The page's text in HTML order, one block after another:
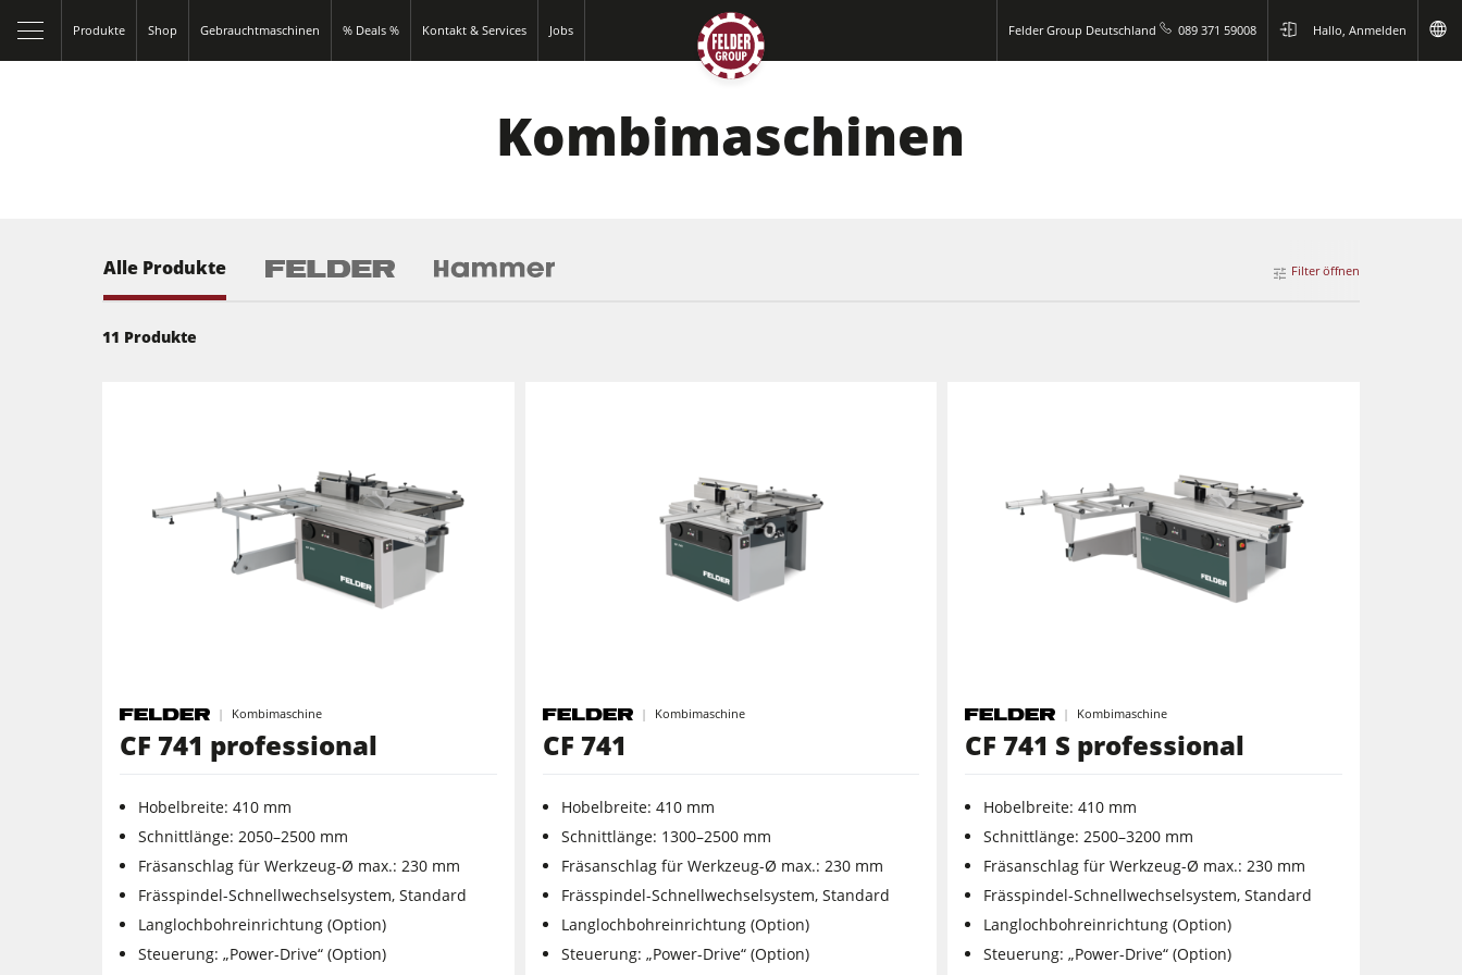
Produkte Shop Gebrauchtmaschinen % Deals % Kontakt & Services Jobs Felder Group Deutschland 089 371 59008 Hallo, Anmelden
Kreissägen und Formatkreissägen Hobelmaschinen
Kreissäge-Fräsmaschinen
Breitbandschleifmaschinen Langband- & Kantenschleifmaschinen
Bürst- und Bürstschleifmaschinen Bandsägen
Bohrmaschinen Druckbalkensägen & Plattenaufteilsägen
Brikettierpressen Heizplattenpressen & Vakuumpressen
Rohluftabsauggeräte Reinluftabsauggeräte & Entstauber
Kombimaschinen
Filter öffnen
Alle Produkte
11 Produkte
Kombimaschine
CF 741 professional
Hobelbreite: 410 mm
Schnittlänge: 2050–2500 mm
Fräsanschlag für Werkzeug-Ø max.: 230 mm
Frässpindel-Schnellwechselsystem, Standard
Langlochbohreinrichtung (Option)
Steuerung: „Power-Drive“ (Option)
Kombimaschine
CF 741
Hobelbreite: 410 mm
Schnittlänge: 1300–2500 mm
Fräsanschlag für Werkzeug-Ø max.: 230 mm
Frässpindel-Schnellwechselsystem, Standard
Langlochbohreinrichtung (Option)
Steuerung: „Power-Drive“ (Option)
Kombimaschine
CF 741 S professional
Hobelbreite: 410 mm
Schnittlänge: 2500–3200 mm
Fräsanschlag für Werkzeug-Ø max.: 230 mm
Frässpindel-Schnellwechselsystem, Standard
Langlochbohreinrichtung (Option)
Steuerung: „Power-Drive“ (Option)